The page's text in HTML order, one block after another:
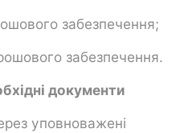
забезпечення;
забезпечення.
документи
уповноважені